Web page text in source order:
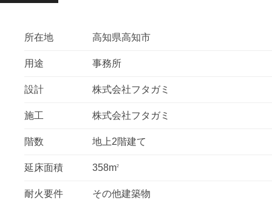
所在地 高知県高知市
用途 事務所
設計 株式会社フタガミ
施工 株式会社フタガミ
階数 地上2階建て
延床面積 358m2
耐火要件 その他建築物